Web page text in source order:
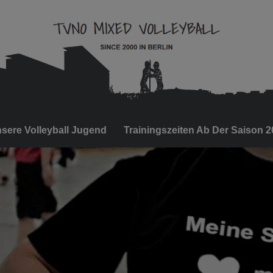
Volleyball Jugend Trainingszeiten Ab Der Saison